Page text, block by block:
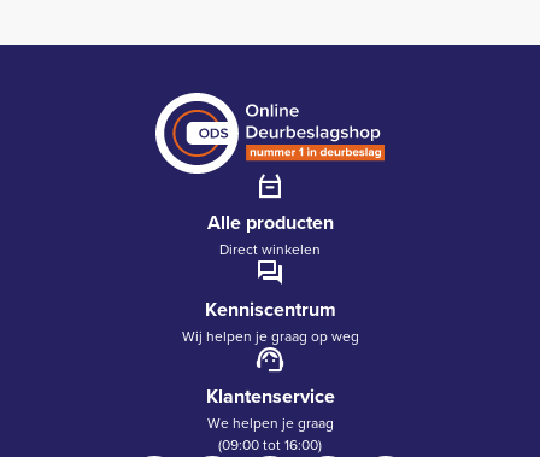
Alle producten
Direct winkelen
Kenniscentrum
Wij helpen je graag op weg
Klantenservice
We helpen je graag
(09:00 tot 16:00)